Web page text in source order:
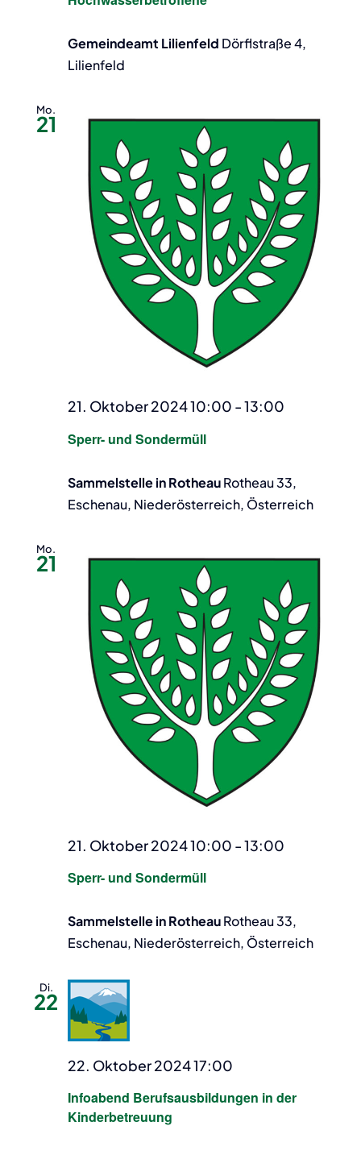
Gemeindeamt Lilienfeld Dörflstraße 4,
Lilienfeld
Mo.
21
Sperr- und Sondermüll
21. Oktober 2024 10:00 -13:00
Sammelstelle in RotheauRotheau 33,
Eschenau, Niederösterreich, Österreich
Mo.
21
Sperr- und Sondermüll
21. Oktober 2024 10:00 -13:00
Sammelstelle in RotheauRotheau 33,
Eschenau, Niederösterreich, Österreich
Di.
22
Infoabend Berufsausbildungen in der
Kinderbetreuung
22. Oktober 2024 17:00